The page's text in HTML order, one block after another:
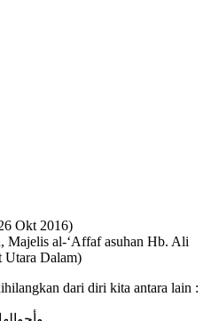
Okt 2016)
Majelis al-‘Affaf asuhan Hb. Ali
Utara Dalam)
dari diri kita antara lain :